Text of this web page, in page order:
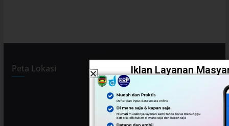
Peta Lokasi Iklan Layanan